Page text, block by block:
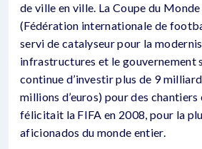
de ville en ville. La Coupe du
(Fédération internationale de
servi de catalyseur pour la
infrastructures et le gouvernement
continue d’investir plus de 9
millions d’euros) pour des chantiers
félicitait la FIFA en 2008, pour la
aficionados du monde entier.